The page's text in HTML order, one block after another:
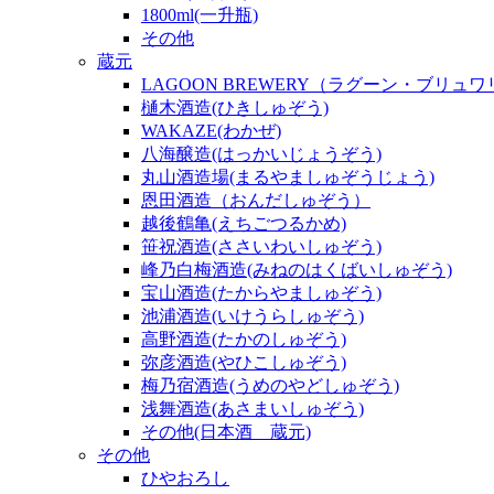
1800ml(一升瓶)
その他
蔵元
LAGOON BREWERY（ラグーン・ブリュワ
樋木酒造(ひきしゅぞう)
WAKAZE(わかぜ)
八海醸造(はっかいじょうぞう)
丸山酒造場(まるやましゅぞうじょう)
恩田酒造（おんだしゅぞう）
越後鶴亀(えちごつるかめ)
笹祝酒造(ささいわいしゅぞう)
峰乃白梅酒造(みねのはくばいしゅぞう)
宝山酒造(たからやましゅぞう)
池浦酒造(いけうらしゅぞう)
高野酒造(たかのしゅぞう)
弥彦酒造(やひこしゅぞう)
梅乃宿酒造(うめのやどしゅぞう)
浅舞酒造(あさまいしゅぞう)
その他(日本酒 蔵元)
その他
ひやおろし